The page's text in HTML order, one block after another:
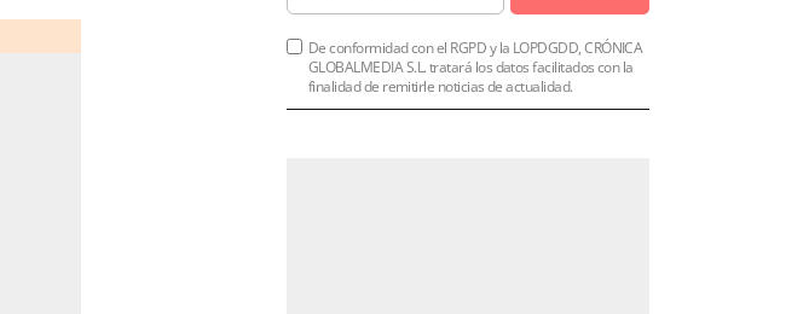
De conformidad con el RGPD y la LOPDGDD, CRÓNICA
GLOBALMEDIA S.L. tratará los datos facilitados con la
finalidad de remitirle noticias de actualidad.